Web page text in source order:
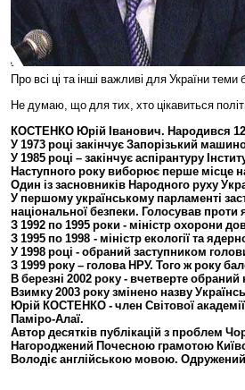
Про всі ці та інші важливі для України теми
Не думаю, що для тих, хто цікавиться
КОСТЕНКО Юрій Іванович. Народився 12
У 1973 році закінчує Запорізький
У 1985 році – закінчує аспірантуру
Наступного року виборює перше місце
Один із засновників Народного руху
У першому українському парламенті
національної безпеки. Голосував проти
З 1992 по 1995 роки - міністр охорони
З 1995 по 1998 - міністр екології та
У 1998 році - обраний заступником
З 1999 року – голова НРУ. Того ж року
В березні 2002 року - вчетверте обраний
Взимку 2003 року змінено назву
Юрій КОСТЕНКО - член Світової академії
Паміро-Алаї.
Автор десятків публікацій з проблем
Нагороджений Почесною грамотою
Володіє англійською мовою. Одружений